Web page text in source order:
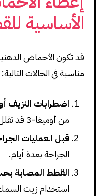
الأساسية
قد تكون الأحماض
مناسبة في الحالات التالية:
اضطرابات النزيف أو
من أوميغا-3 قد تقلل قدرة الدم على التجلط.
قبل العمليات
الجراحة بعدة أيام.
القطط المصابة
استخدام زيت